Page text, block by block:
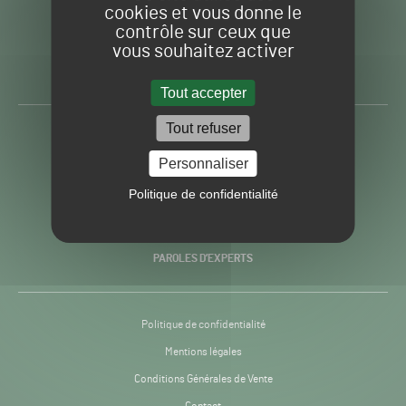
cookies et vous donne le
contrôle sur ceux que
vous souhaitez activer
Tout accepter
Tout refuser
Personnaliser
Politique de confidentialité
Gazon
Sport
H24
-
Toute l’info autour du
PRATIQUES
PAROLES D’EXPERTS
Politique de confidentialité
Mentions légales
Conditions Générales de Vente